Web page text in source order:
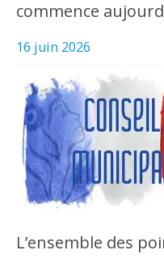
commence
16 juin 2026
L’ensemble des